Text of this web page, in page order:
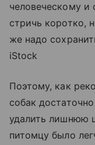
человеческому и
стричь коротко,
же надо
iStock
Поэтому, как
собак
удалить лишнюю
питомцу было